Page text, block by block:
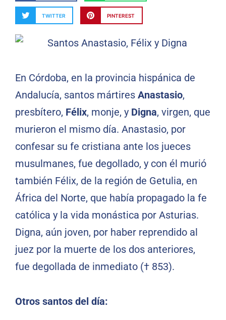
TWITTER PINTEREST
En Córdoba, en la provincia hispánica de
Andalucía, santos mártires Anastasio,
presbítero, Félix, monje, y Digna, virgen, que
murieron el mismo día. Anastasio, por
confesar su fe cristiana ante los jueces
musulmanes, fue degollado, y con él murió
también Félix, de la región de Getulia, en
África del Norte, que había propagado la fe
católica y la vida monástica por Asturias.
Digna, aún joven, por haber reprendido al
juez por la muerte de los dos anteriores,
fue degollada de inmediato († 853).
Otros santos del día: